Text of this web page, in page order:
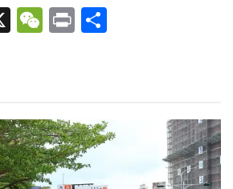
X W
e
at
P
ri